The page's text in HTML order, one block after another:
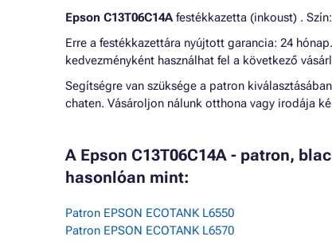
Epson C13T06C14Afestékkazetta (inkoust) . Szín:
Erre a festékkazettára nyújtott garancia: 24
kedvezményként használhat fel a következő
Segítségre van szüksége a patron
chaten. Vásároljon nálunk otthona vagy irodája
A Epson C13T06C14A - patron,
hasonlóan mint:
Patron EPSON ECOTANK L6550
Patron EPSON ECOTANK L6570